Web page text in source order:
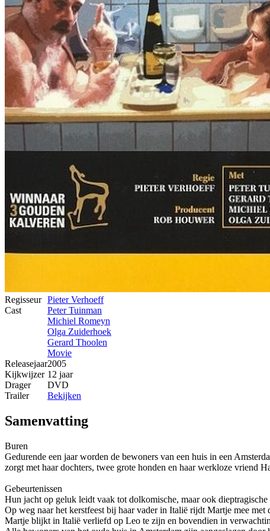
Regisseur Pieter Verhoeff
Cast
Peter Tuinman
Michiel Romeyn
Olga Zuiderhoek
Gerard Thoolen
Movie
Releasejaar2005
Kijkwijzer 12 jaar
Drager
DVD
Trailer
Bekijken
Samenvatting
Buren
Gedurende een jaar worden de bewoners van een huis in een
zorgt met haar dochters, twee grote honden en haar werkloze vriend
Gebeurtenissen
Hun jacht op geluk leidt vaak tot dolkomische, maar ook
Op weg naar het kerstfeest bij haar vader in Italië rijdt Martje mee
Martje blijkt in Italië verliefd op Leo te zijn en bovendien in